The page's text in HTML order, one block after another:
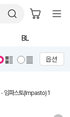
BL
옵션
- 임파스토(Impasto) 1